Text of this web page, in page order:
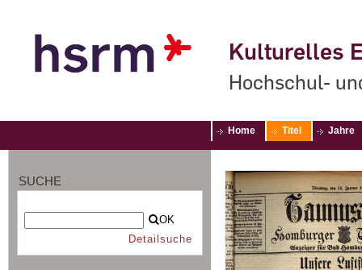
Kulturelles
Hochschul-
Home Titel Jahre
SUCHE
OK
Detailsuche